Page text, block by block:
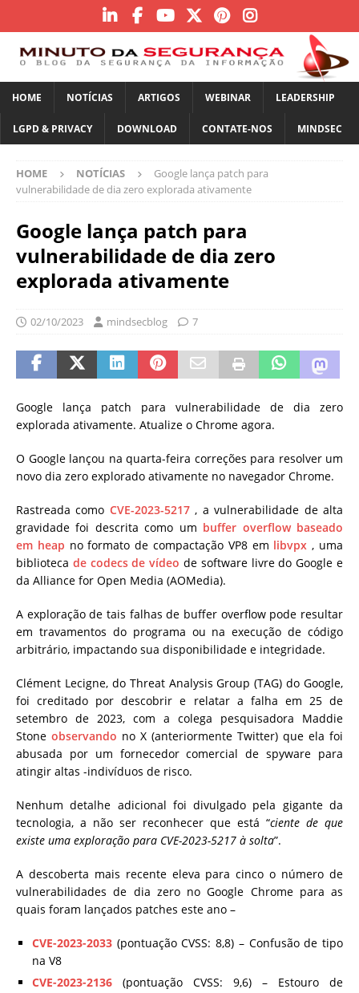
HOME NOTÍCIAS ARTIGOS WEBINAR LEADERSHIP
LGPD & PRIVACY DOWNLOAD CONTATE-NOS MINDSEC
HOME NOTÍCIAS
Google lança patch para
vulnerabilidade de dia zero explorada ativamente
Google lança patch para
vulnerabilidade de dia zero
explorada ativamente
02/10/2023 mindsecblog 7
Google lança patch para vulnerabilidade de dia zero
explorada ativamente. Atualize o Chrome agora.
O Google lançou na quarta-feira correções para resolver um
novo dia zero explorado ativamente no navegador Chrome.
Rastreada como CVE-2023-5217, a vulnerabilidade de alta
gravidade foi descrita como um buffer overflow baseado
em heap no formato de compactação VP8 em libvpx , uma
biblioteca de codecs de vídeo de software livre do Google e
da Alliance for Open Media (AOMedia).
A exploração de tais falhas de buffer overflow pode resultar
em travamentos do programa ou na execução de código
arbitrário, impactando sua disponibilidade e integridade.
Clément Lecigne, do Threat Analysis Group (TAG) do Google,
foi creditado por descobrir e relatar a falha em 25 de
setembro de 2023, com a colega pesquisadora Maddie
Stone observando no X (anteriormente Twitter) que ela foi
abusada por um fornecedor comercial de spyware para
atingir altas -indivíduos de risco.
Nenhum detalhe adicional foi divulgado pela gigante da
tecnologia, a não ser reconhecer que está “ciente de que
existe uma exploração para CVE-2023-5217 à solta”.
A descoberta mais recente eleva para cinco o número de
vulnerabilidades de dia zero no Google Chrome para as
quais foram lançados patches este ano –
CVE-2023-2033 (pontuação CVSS: 8,8) – Confusão de tipo
na V8
CVE-2023-2136 (pontuação CVSS: 9,6) – Estouro de